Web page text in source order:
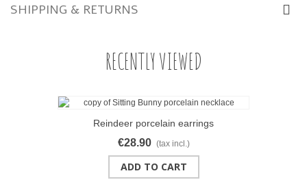
SHIPPING & RETURNS
RECENTLY VIEWED
Reindeer porcelain earrings
€28.90 (tax incl.)
ADD TO CART